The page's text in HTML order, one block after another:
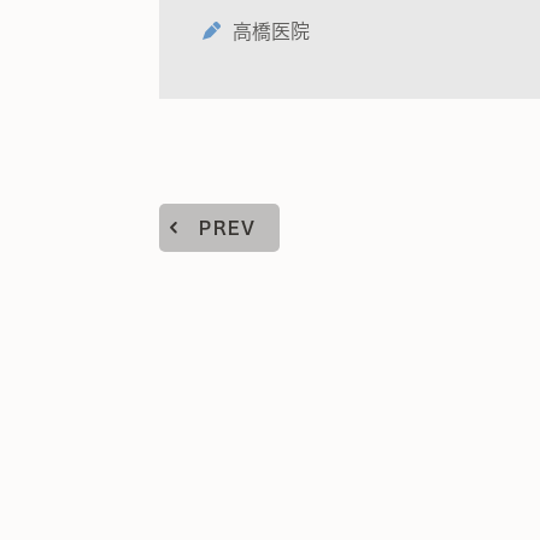
高橋医院
PREV